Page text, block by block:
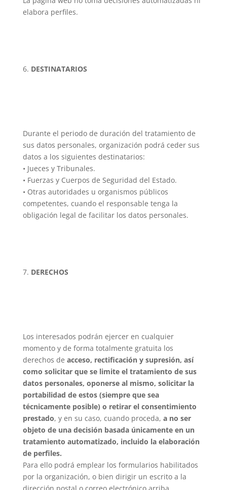
elabora perfiles.
DESTINATARIOS
Durante el periodo de duración del tratamiento de
sus datos personales, organización podrá ceder sus
datos a los siguientes destinatarios:
• Jueces y Tribunales.
• Fuerzas y Cuerpos de Seguridad del Estado.
• Otras autoridades u organismos públicos
competentes, cuando el responsable tenga la
obligación legal de facilitar los datos personales.
DERECHOS
Los interesados podrán ejercer en cualquier
momento y de forma totalmente gratuita los
derechos de acceso, rectificación y supresión, así
como solicitar que se limite el tratamiento de sus
datos personales, oponerse al mismo, solicitar la
portabilidad de estos (siempre que sea
técnicamente posible) o retirar el consentimiento
prestado, y en su caso, cuando proceda, a no ser
objeto de una decisión basada únicamente en un
tratamiento automatizado, incluido la elaboración
de perfiles.
Para ello podrá emplear los formularios habilitados
por la organización, o bien dirigir un escrito a la